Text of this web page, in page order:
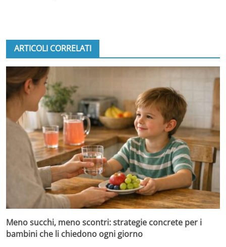
ARTICOLI CORRELATI
Meno succhi, meno scontri: strategie concrete per i
bambini che li chiedono ogni giorno